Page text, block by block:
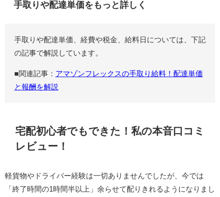
手取りや配達単価をもっと詳しく
手取りや配達単価、経費や税金、給料日については、下記
の記事で解説しています。
■関連記事： アマゾンフレックスの手取り給料！配達単価
と報酬を解説
宅配初心者でもできた！私の本音口コミ
レビュー！
軽貨物やドライバー経験は一切ありませんでしたが、今では
「終了時間の1時間半以上」余らせて配りきれるようになりまし